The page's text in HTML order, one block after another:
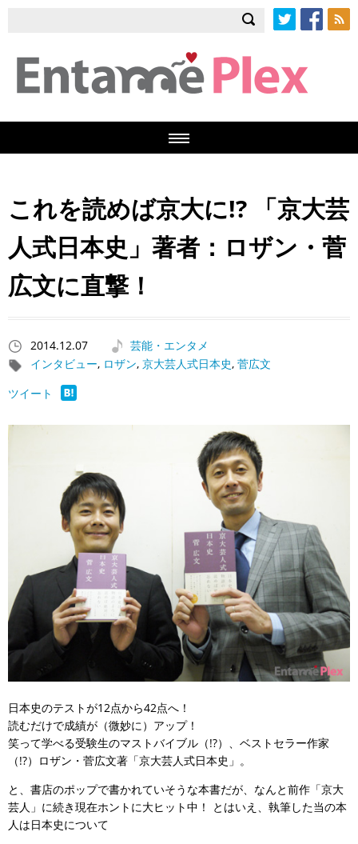
これを読めば京大に!? 「京大芸
人式日本史」著者：ロザン・菅
広文に直撃！
2014.12.07
芸能・エンタメ
インタビュー, ロザン, 京大芸人式日本史, 菅広文
ツイート
日本史のテストが12点から42点へ！
読むだけで成績が（微妙に）アップ！
笑って学べる受験生のマストバイブル（!?）、ベストセラー作家
（!?）ロザン・菅広文著「京大芸人式日本史」。
と、書店のポップで書かれていそうな本書だが、なんと前作「京大
芸人」に続き現在ホントに大ヒット中！ とはいえ、執筆した当の本
人は日本史について